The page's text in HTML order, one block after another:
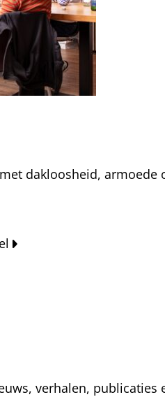
dakloosheid,
verhalen,